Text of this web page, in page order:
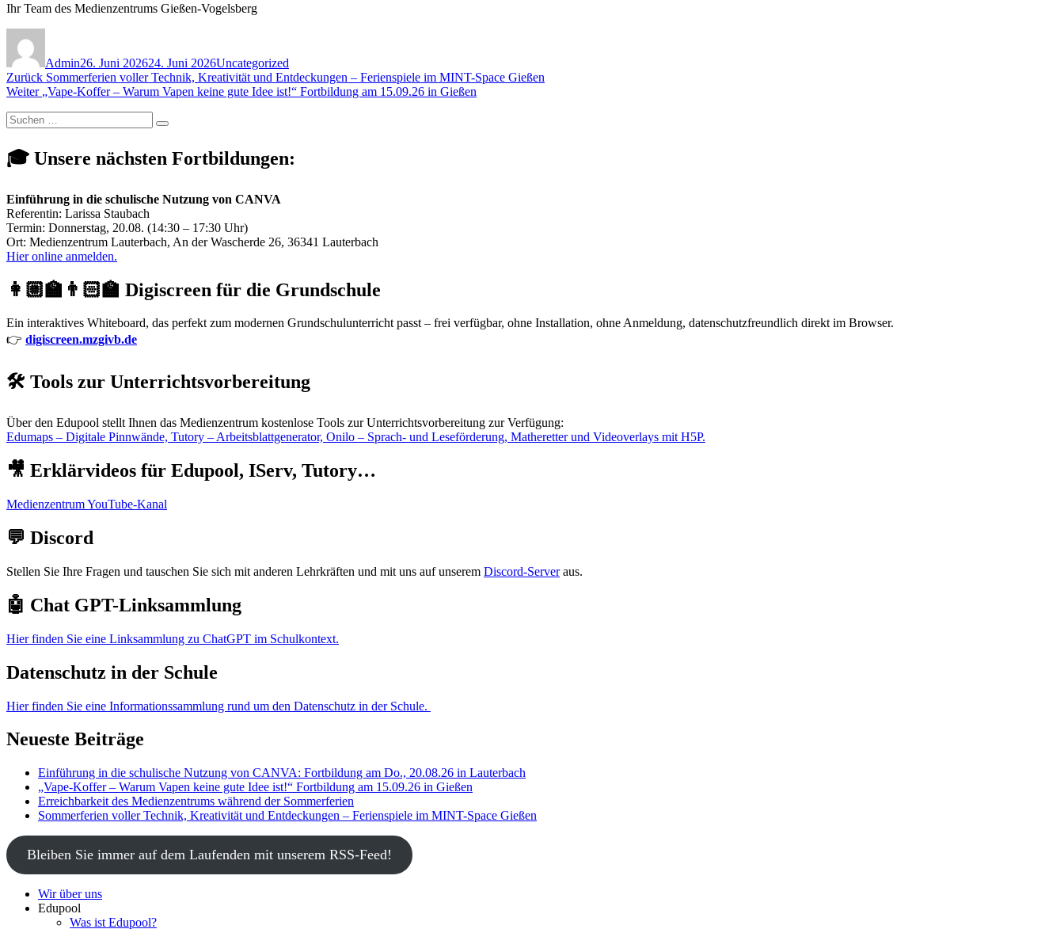
Ihr Team des Medienzentrums Gießen-Vogelsberg
Admin26. Juni 202624. Juni 2026Uncategorized
Beitragsnavigation
Zurück Vorheriger
Beitrag:
Sommerferien voller Technik, Kreativität und Entdeckungen – Ferienspiele im MINT-Space Gießen
Weiter
Nächster
„Vape-Koffer – Warum Vapen keine gute Idee ist!“ Fortbildung am 15.09.26 in Gießen
Suchen
nach:
Suchen
🎓 Unsere nächsten Fortbildungen:
Einführung in die schulische Nutzung von CANVA
Referentin: Larissa Staubach
Termin: Donnerstag, 20.08. (14:30 – 17:30 Uhr)
Ort: Medienzentrum Lauterbach, An der Wascherde 26, 36341 Lauterbach
Hier online anmelden.
👩🏼‍🏫👨🏻‍🏫 Digiscreen für die Grundschule
Ein interaktives Whiteboard, das perfekt zum modernen Grundschulunterricht passt – frei verfügbar, ohne Installation, ohne Anmeldung, datenschutzfreundlich direkt im Browser.
👉 digiscreen.mzgivb.de
🛠️ Tools zur Unterrichtsvorbereitung
Über den Edupool stellt Ihnen das Medienzentrum kostenlose Tools zur Unterrichtsvorbereitung zur Verfügung:
Edumaps – Digitale Pinnwände, Tutory – Arbeitsblattgenerator, Onilo – Sprach- und Leseförderung, Matheretter und Videoverlays mit H5P.
🎥 Erklärvideos für Edupool, IServ, Tutory…
Medienzentrum YouTube-Kanal
💬 Discord
Stellen Sie Ihre Fragen und tauschen Sie sich mit anderen Lehrkräften und mit uns auf unserem Discord-Serveraus.
🤖 Chat GPT-Linksammlung
Hier finden Sie eine Linksammlung zu ChatGPT im Schulkontext.
Datenschutz in der Schule
Hier finden Sie eine Informationssammlung rund um den Datenschutz in der Schule.
Neueste Beiträge
Einführung in die schulische Nutzung von CANVA: Fortbildung am Do., 20.08.26 in Lauterbach
„Vape-Koffer – Warum Vapen keine gute Idee ist!“ Fortbildung am 15.09.26 in Gießen
Erreichbarkeit des Medienzentrums während der Sommerferien
Sommerferien voller Technik, Kreativität und Entdeckungen – Ferienspiele im MINT-Space Gießen
Bleiben Sie immer auf dem Laufenden mit unserem RSS-Feed!
Wir über uns
Edupool
Was ist Edupool?